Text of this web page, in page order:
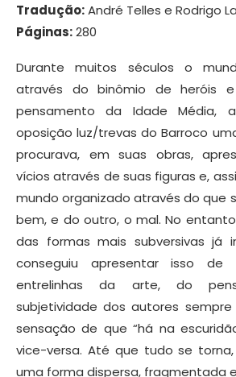
Tradução:André Telles e Rodrigo
Páginas:280
Durante muitos séculos o
através do binômio de heróis
pensamento da Idade Média,
oposição luz/trevas do Barroco
procurava, em suas obras,
vícios através de suas figuras e,
mundo organizado através do que
bem, e do outro, o mal. No
das formas mais subversivas já
conseguiu apresentar isso
entrelinhas da arte, do
subjetividade dos autores
sensação de que “há na
vice-versa. Até que tudo se
uma forma dispersa, fragmentada